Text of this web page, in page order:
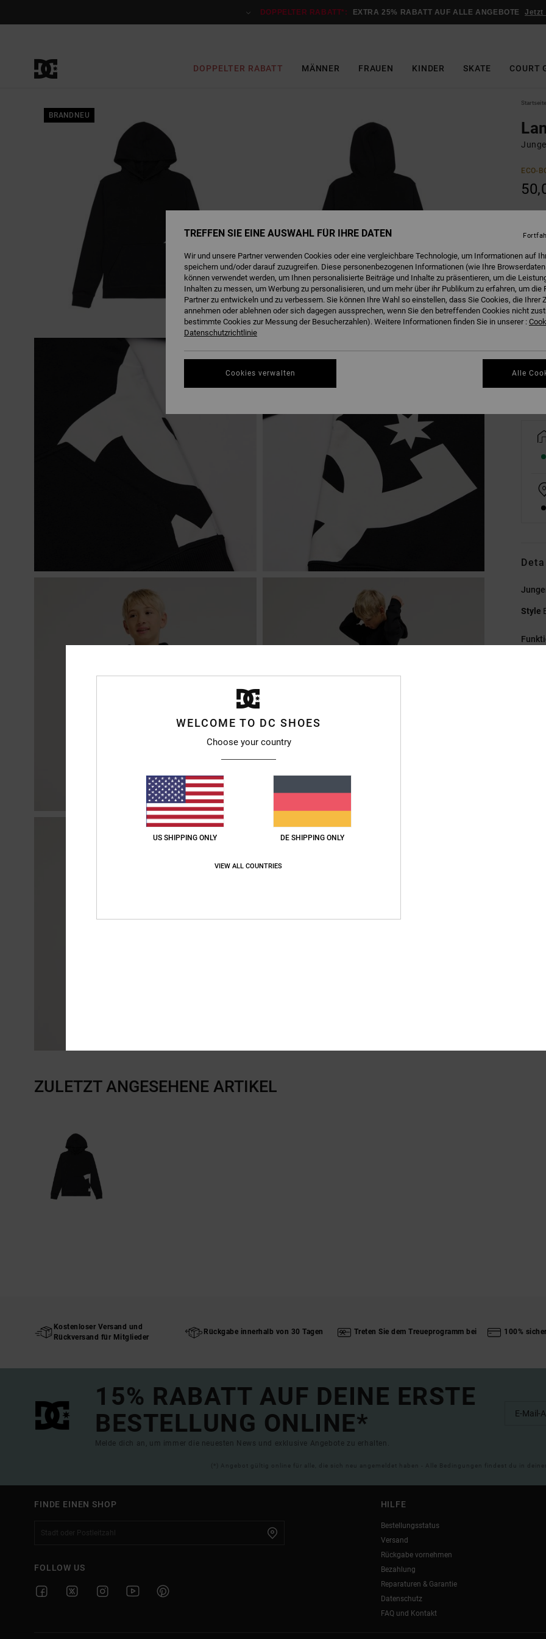
DOPPELTER RABATT*: EXTRA 25% RABATT AUF ALLE ANGEBOTE Jetzt
DOPPELTER RABATT MÄNNER FRAUEN KINDER SKATE COURT
BRANDNEU
Startseite
ECO-
8/
Style
ZULETZT ANGESEHENE ARTIKEL
Kostenloser Versand und
Rückversand für Mitglieder
Rückgabe innerhalb von 30 Tagen Treten Sie dem Treueprogramm bei 100%
15% RABATT AUF DEINE ERSTE
BESTELLUNG ONLINE*
Melde dich an, um immer die neuesten News und exklusive Angebote zu erhalten.
(*) Angebot gültig online für alle, die sich neu angemeldet haben - Alle Bedingungen findest du in
FINDE EINEN SHOP
FOLLOW US
HILFE
Bestellungsstatus
Versand
Rückgabe vornehmen
Bezahlung
Reparaturen & Garantie
Datenschutz
FAQ und Kontakt
WELCOME TO DC SHOES
Choose your country
US SHIPPING ONLY DE SHIPPING ONLY
VIEW ALL COUNTRIES
TREFFEN SIE EINE AUSWAHL FÜR IHRE DATEN
Wir und unsere Partner verwenden Cookies oder eine vergleichbare Technologie, um Informationen auf
speichern und/oder darauf zuzugreifen. Diese personenbezogenen Informationen (wie Ihre
können verwendet werden, um Ihnen personalisierte Beiträge und Inhalte zu präsentieren, um die
Inhalten zu messen, um Werbung zu personalisieren, und um mehr über ihr Publikum zu erfahren, um die
Partner zu entwickeln und zu verbessern. Sie können Ihre Wahl so einstellen, dass Sie Cookies, die Ihrer
annehmen oder ablehnen oder sich dagegen aussprechen, wenn Sie den betreffenden Cookies nicht
bestimmte Cookies zur Messung der Besucherzahlen). Weitere Informationen finden Sie in unserer :
Datenschutzrichtlinie
Cookies verwalten Alle